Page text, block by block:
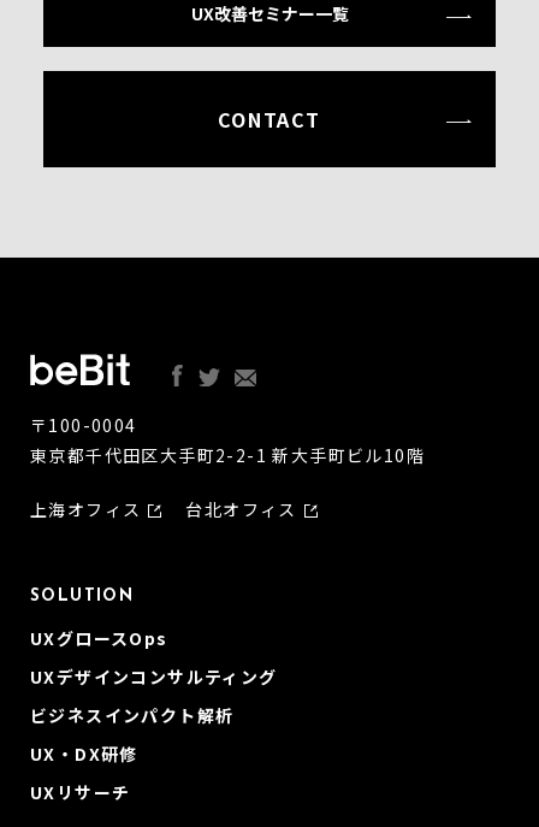
UX改善セミナー一覧
CONTACT
〒100-0004
東京都千代田区大手町2-2-1 新大手町ビル10階
上海オフィス 台北オフィス
SOLUTION
UXグロースOps
UXデザインコンサルティング
ビジネスインパクト解析
UX・DX研修
UXリサーチ